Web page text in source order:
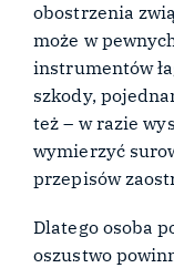
obostrzenia
może w
instrumentów
szkody,
też – w razie
wymierzyć
przepisów
Dlatego osoba
oszustwo